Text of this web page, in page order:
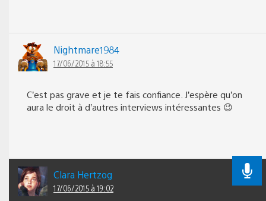
Nightmare1984
17/06/2015 à 18:55
C’est pas grave et je te fais confiance. J’espère qu’on
aura le droit à d’autres interviews intéressantes 😉
Clara Hertzog
17/06/2015 à 19:02